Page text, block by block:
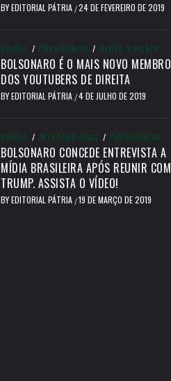
BYEDITORIAL PÁTRIA /24 DE FEVEREIRO DE 2019
BRASIL / PRESIDÊNCIA / REDES SOCIAIS
BOLSONARO É O MAIS NOVO MEMBRO
DOS YOUTUBERS DE DIREITA
BYEDITORIAL PÁTRIA /4 DE JULHO DE 2019
BRASIL / INTERNACIONAL / PRESIDÊNCIA
BOLSONARO CONCEDE ENTREVISTA A
MÍDIA BRASILEIRA APÓS REUNIR COM
TRUMP. ASSISTA O VÍDEO!
BYEDITORIAL PÁTRIA /19 DE MARÇO DE 2019